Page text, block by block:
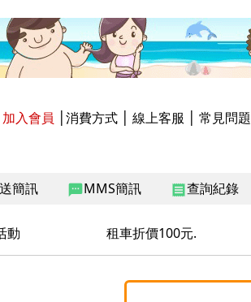
加入會員 消費方式 線上客服 常見問題
簡訊 smsMMS簡訊 receipt查詢紀錄
動 租車折價100元.